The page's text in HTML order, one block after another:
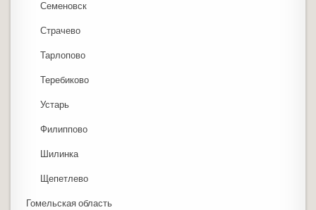
Семеновск
Страчево
Тарлопово
Теребиково
Устарь
Филиппово
Шилинка
Щепетлево
Гомельская область